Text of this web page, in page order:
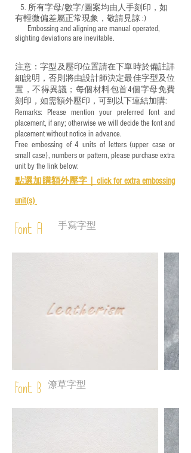
5. 所有字母/數字/圖案均由人手刻印，如
有輕微偏差屬正常現象，敬請見諒 :)
​ Embossing and aligning are manual operated,
slighting deviations are inevitable.
注意：字型及壓印位置請在下單時於備註詳
細說明，否則將由設計師決定最佳字型及位
置，不得異議；每個材料包首4個字母免費
刻印，如需額外壓印，可到以下連結加購:
Remarks: Please mention your preferred font and
placement, if any; otherwise we will decide the font and
placement without notice in advance.
Free embossing of 4 units of letters (upper case or
small case), numbers or pattern, please purchase extra
unit by the link below:
點選加購額外壓字｜ click for extra embossing
unit(s)
Font A 手寫字型
Font B 潦草字型